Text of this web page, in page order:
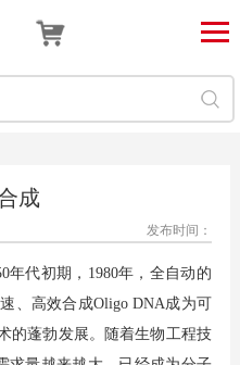
成
发布时间：
年代初期，1980年，全自动的
、高效合成Oligo DNA成为可
的蓬勃发展。随着生物工程技